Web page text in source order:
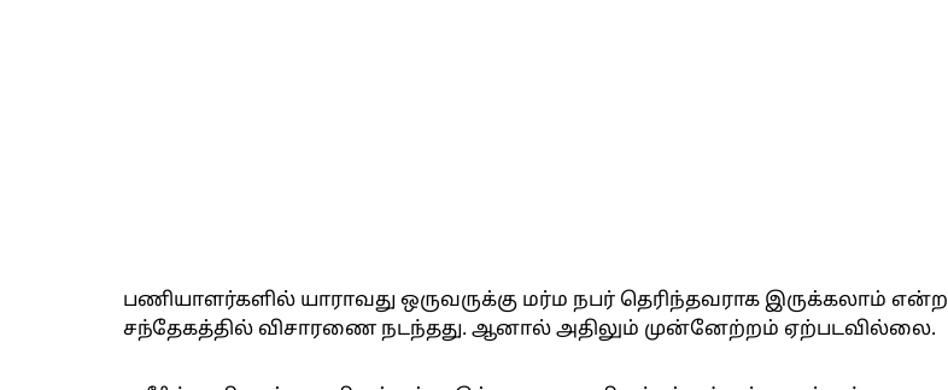
பணியாளர்களில் யாராவது ஒருவருக்கு மர்ம நபர் தெரிந்தவராக இருக்கலாம் என்ற
சந்தேகத்தில் விசாரணை நடந்தது. ஆனால் அதிலும் முன்னேற்றம் ஏற்படவில்லை.